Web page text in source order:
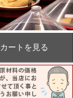
カートを見る